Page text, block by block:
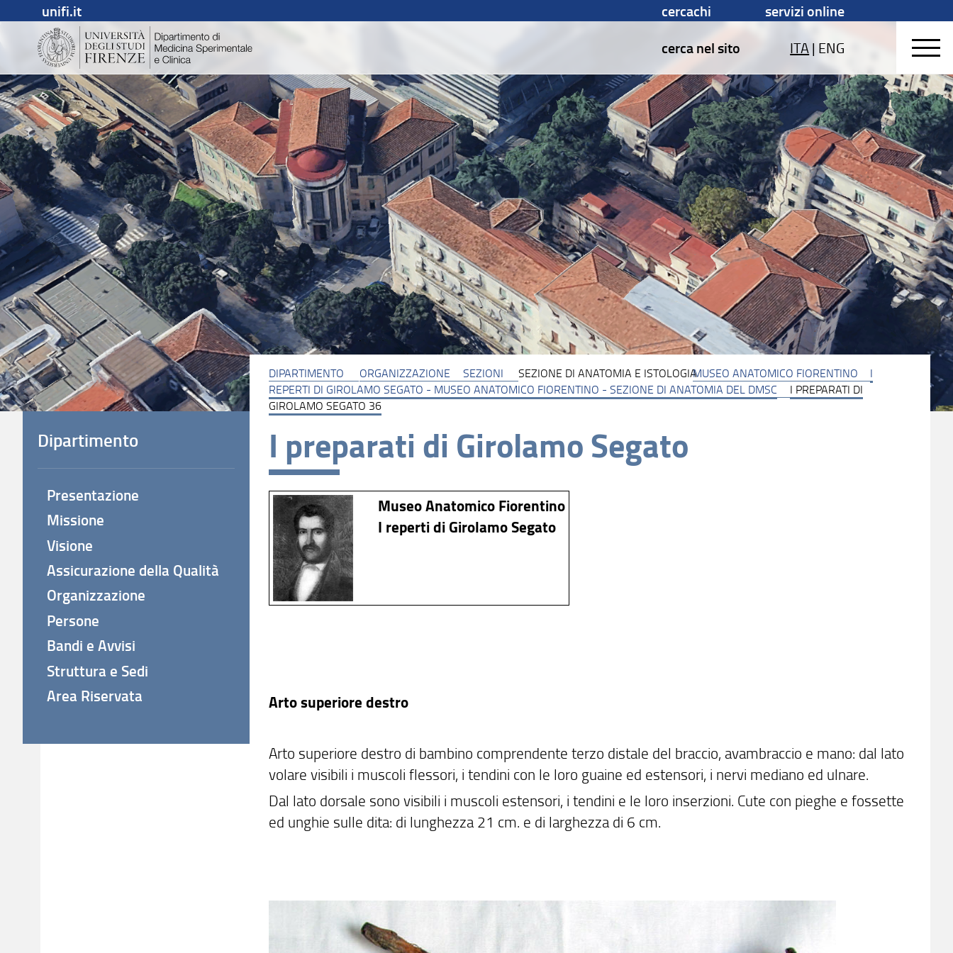
unifi.it cercachi
servizi online
cerca nel sito
ITA| ENG
DIPARTIMENTO ORGANIZZAZIONE SEZIONI SEZIONE DI ANATOMIA E ISTOLOGIAMUSEO ANATOMICO FIORENTINO
I
REPERTI DI GIROLAMO SEGATO - MUSEO ANATOMICO FIORENTINO - SEZIONE DI ANATOMIA DEL DMSC
I PREPARATI DI
GIROLAMO SEGATO 36
I preparati di Girolamo Segato
Museo Anatomico Fiorentino
I reperti di Girolamo Segato
Arto superiore destro
Arto superiore destro di bambino comprendente terzo distale del braccio, avambraccio e mano: dal lato
volare visibili i muscoli flessori, i tendini con le loro guaine ed estensori, i nervi mediano ed ulnare.
Dal lato dorsale sono visibili i muscoli estensori, i tendini e le loro inserzioni. Cute con pieghe e fossette
ed unghie sulle dita: di lunghezza 21 cm. e di larghezza di 6 cm.
Dipartimento
Presentazione
Missione
Visione
Assicurazione della Qualità
Organizzazione
Persone
Bandi e Avvisi
Struttura e Sedi
Area Riservata